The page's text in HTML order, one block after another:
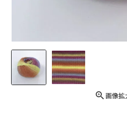
画像拡